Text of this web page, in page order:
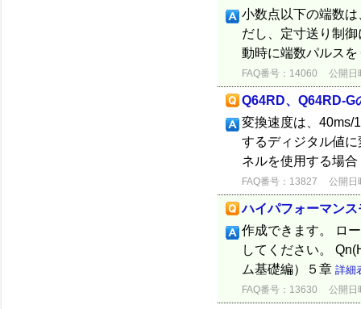
小数点以下の端数
だし、定寸送り制
動時に端数パルス
FAQ番号：14060 公開日
Q64RD、Q64RD-G
変換速度は、40ms/
するディジタル値
ネルを使用する場
FAQ番号：13827 公開日
ハイパフォーマン
作成できます。 ロ
してください。
ム基礎編）５章 詳細
FAQ番号：13630 公開日